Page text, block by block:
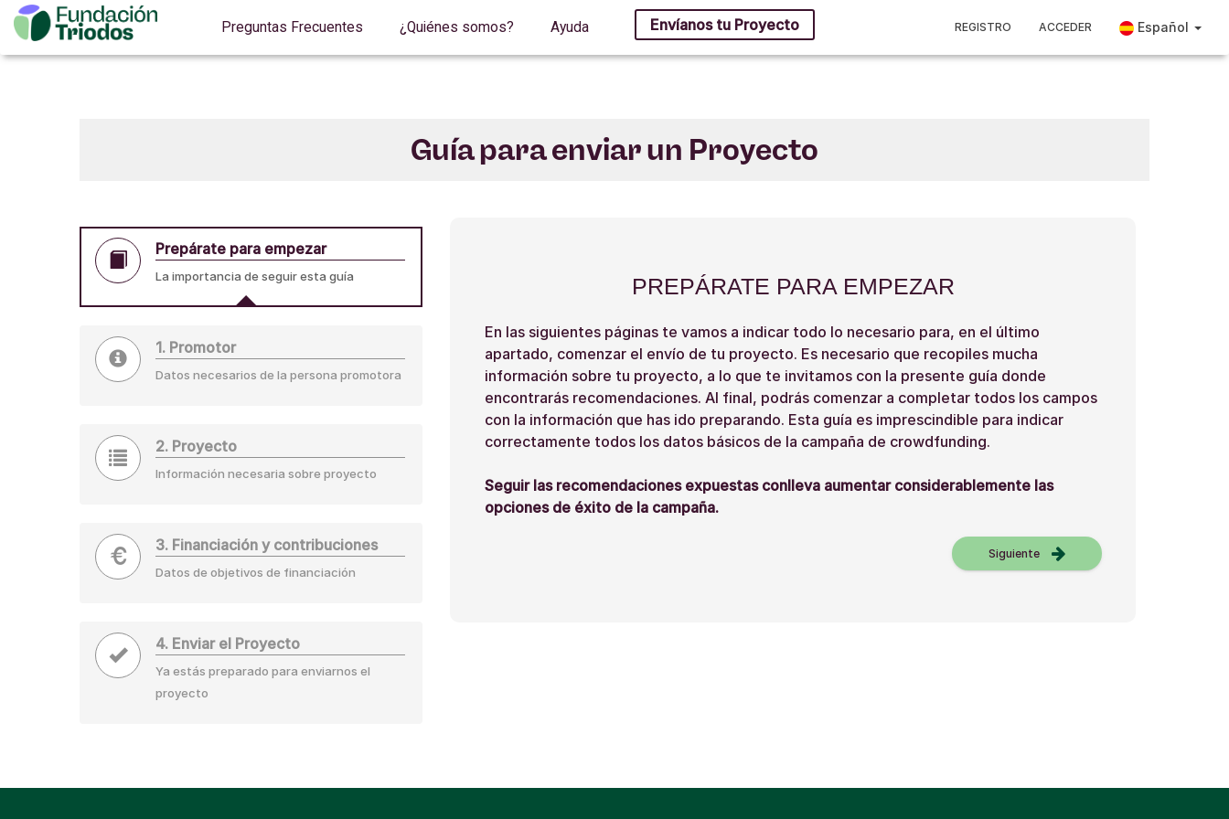
Preguntas Frecuentes ¿Quiénes somos? Ayuda Envíanos tu Proyecto REGISTRO ACCEDER Español
Guía para enviar un Proyecto
Prepárate para empezar
La importancia de seguir esta guía
1. Promotor
Datos necesarios de la persona promotora
2. Proyecto
Información necesaria sobre proyecto
3. Financiación y contribuciones
Datos de objetivos de financiación
4. Enviar el Proyecto
Ya estás preparado para enviarnos el
proyecto
PREPÁRATE PARA EMPEZAR
En las siguientes páginas te vamos a indicar todo lo necesario para, en el último
apartado, comenzar el envío de tu proyecto. Es necesario que recopiles mucha
información sobre tu proyecto, a lo que te invitamos con la presente guía donde
encontrarás recomendaciones. Al final, podrás comenzar a completar todos los campos
con la información que has ido preparando. Esta guía es imprescindible para indicar
correctamente todos los datos básicos de la campaña de crowdfunding.
Seguir las recomendaciones expuestas conlleva aumentar considerablemente las
opciones de éxito de la campaña.
Siguiente